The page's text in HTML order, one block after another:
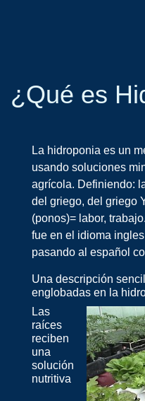
¿Qué es
La hidroponia es un
usando soluciones
agrícola. Definiendo:
del griego, del griego
(ponos)= labor,
fue en el idioma
pasando al español
Una descripción
englobadas en la
Las
raíces
reciben
una
solución
nutritiva